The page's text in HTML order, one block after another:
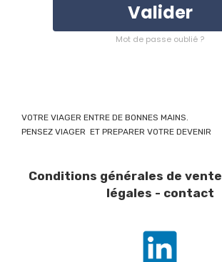
Valider
Mot de passe oublié ?
VOTRE VIAGER ENTRE DE BONNES MAINS.
PENSEZ VIAGER ET PREPARER VOTRE DEVENIR
Conditions générales de vente
légales - contact